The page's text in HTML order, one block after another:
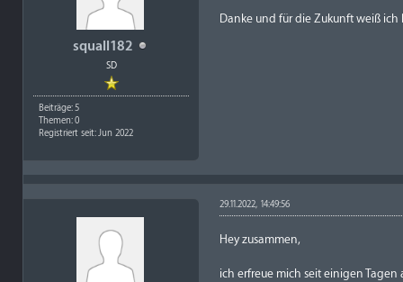
squall182
SD
Beiträge: 5
Themen: 0
Registriert seit: Jun 2022
Danke und für die Zukunft weiß ich
29.11.2022, 14:49:56
Hey zusammen,
ich erfreue mich seit einigen